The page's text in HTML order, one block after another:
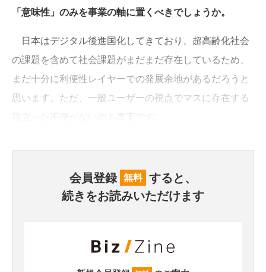
「意味性」のみを事業の軸に置くべきでしょうか。
日本はデジタル後進国化してきており、超高齢化社会
の課題を含めて社会課題がまだまだ存在しているため、
まだ十分に利便性レイヤーでの発展余地があるだろうと
思います。ただ、一般ユーザーの視点でマスに存在する
会員登録 無料 すると、
続きをお読みいただけます